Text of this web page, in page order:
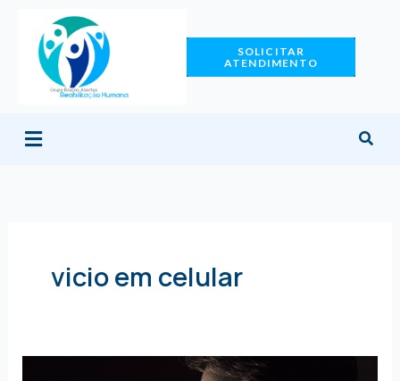
conteúdo
SOLICITAR
ATENDIMENTO
Menu
vicio em celular